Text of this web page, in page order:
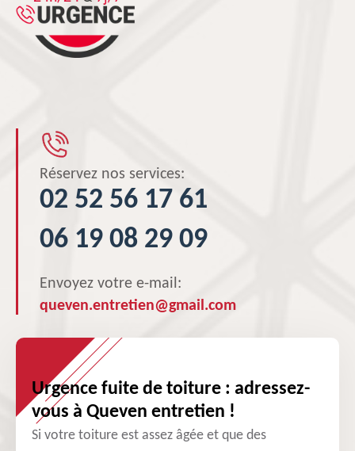
Réservez nos services:
02 52 56 17 61
06 19 08 29 09
Envoyez votre e-mail:
queven.entretien@gmail.com
Urgence fuite de toiture : adressez-
vous à Queven entretien !
Si votre toiture est assez âgée et que des